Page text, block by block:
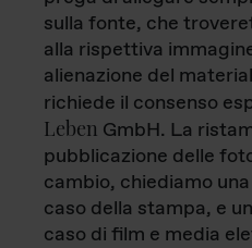
sulla fonte, che
alla rispettiva
alienazione del
richiede il consenso
Leben GmbH. La
pubblicazione delle
cambio, chiediamo
caso della stampa, e
caso di film e media